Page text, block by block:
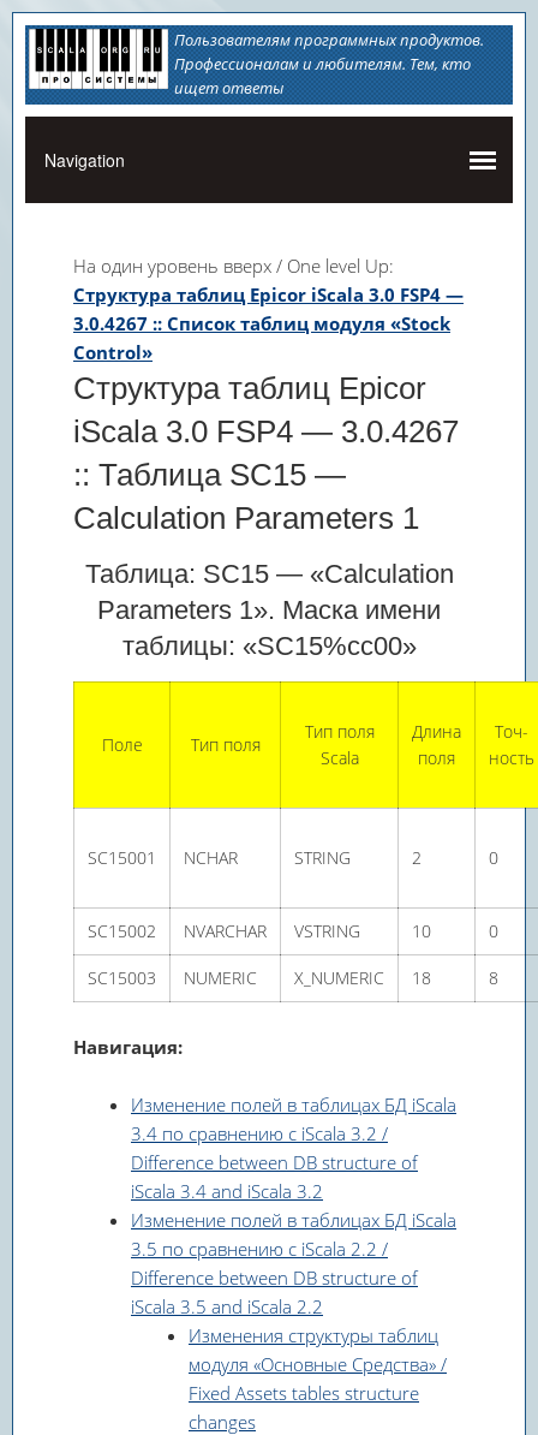
Пользователям программных продуктов.
Профессионалам и любителям. Тем, кто
ищет ответы
На один уровень вверх / One level Up:
Структура таблиц Epicor iScala 3.0 FSP4 —
3.0.4267 :: Список таблиц модуля «Stock
Control»
Структура таблиц Epicor
iScala 3.0 FSP4 — 3.0.4267
:: Таблица SC15 —
Calculation Parameters 1
Таблица: SC15 — «Calculation
Parameters 1». Маска имени
таблицы: «SC15%cc00»
Поле Тип поля
Тип поля
Scala
Длина
поля
Точ­
ность
SC15001 NCHAR STRING 2 0
SC15002 NVARCHAR VSTRING 10 0
SC15003 NUMERIC X_NUMERIC 18 8
Навигация:
Изменение полей в таблицах БД iScala
3.4 по сравнению с iScala 3.2 /
Difference between DB structure of
iScala 3.4 and iScala 3.2
Изменение полей в таблицах БД iScala
3.5 по сравнению с iScala 2.2 /
Difference between DB structure of
iScala 3.5 and iScala 2.2
Изменения структуры таблиц
модуля «Основные Средства» /
Fixed Assets tables structure
changes